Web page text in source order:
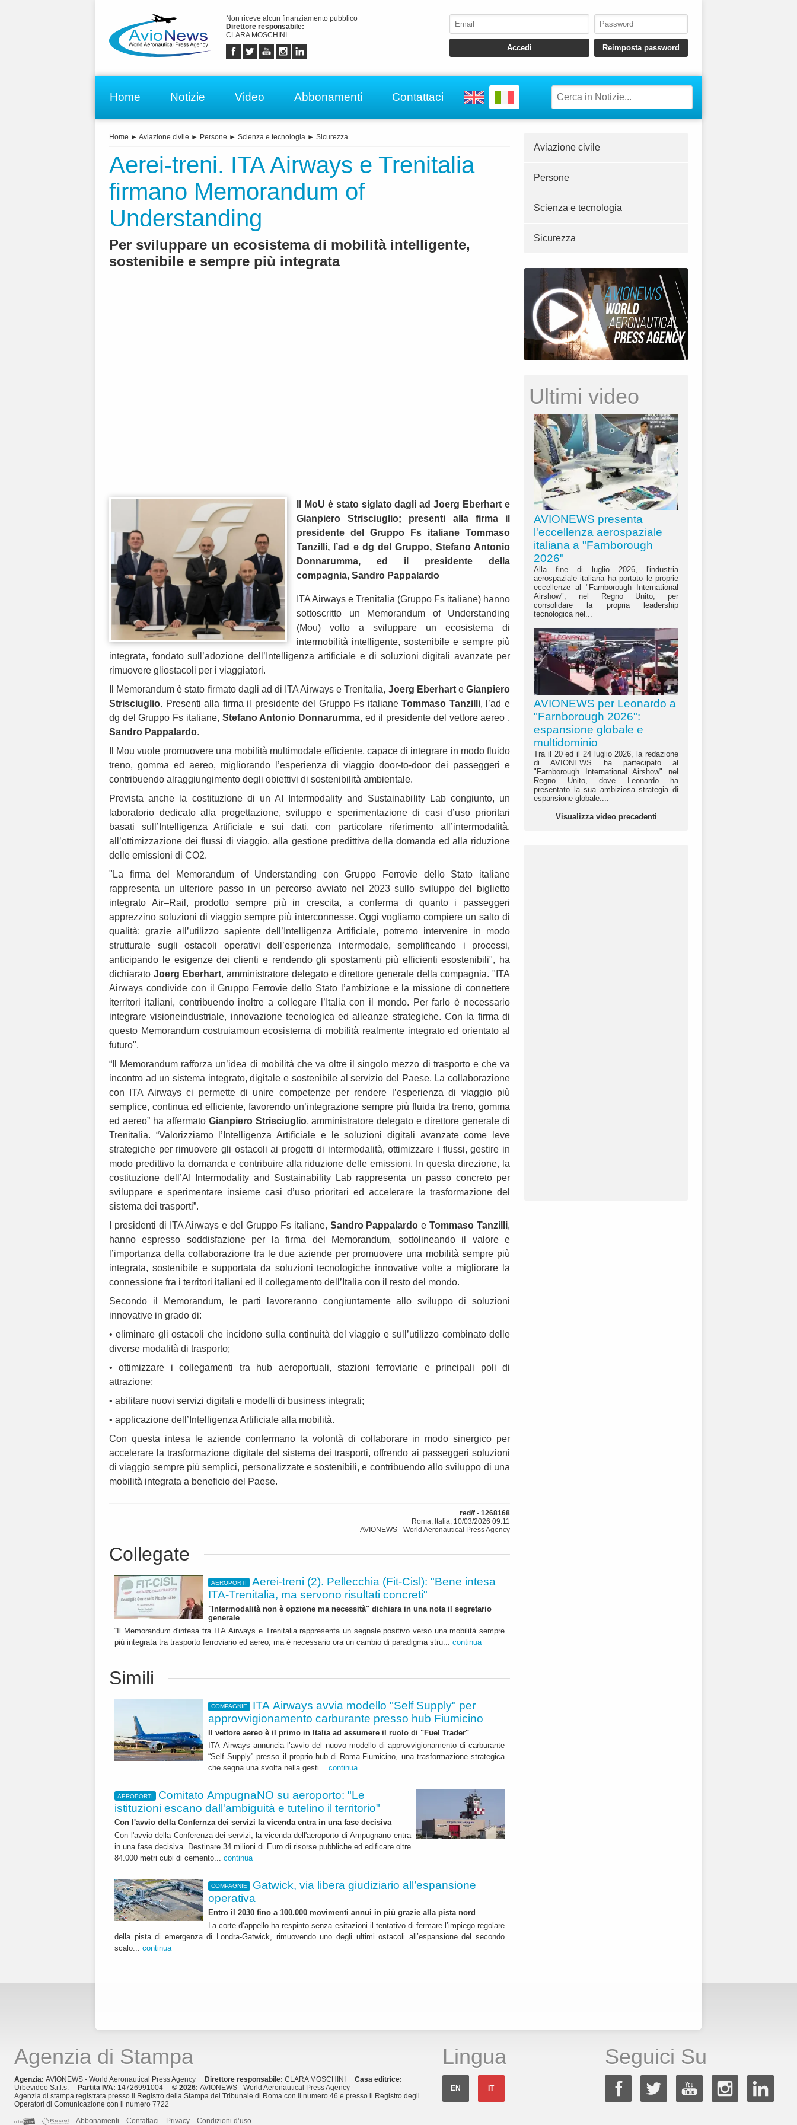
Non riceve alcun finanziamento pubblico
Direttore responsabile:
CLARA MOSCHINI
Home Notizie Video Abbonamenti Contattaci
Home ► Aviazione civile ► Persone ► Scienza e tecnologia ► Sicurezza
Aerei-treni. ITA Airways e Trenitalia
firmano Memorandum of
Understanding
Per sviluppare un ecosistema di mobilità intelligente,
sostenibile e sempre più integrata
Il MoU è stato siglato dagli ad Joerg Eberhart e
Gianpiero Strisciuglio; presenti alla firma il
presidente del Gruppo Fs italiane Tommaso
Tanzilli, l’ad e dg del Gruppo, Stefano Antonio
Donnarumma, ed il presidente della
compagnia, Sandro Pappalardo
ITA Airways e Trenitalia (Gruppo Fs italiane) hanno
sottoscritto un Memorandum of Understanding
(Mou) volto a sviluppare un ecosistema di
intermobilità intelligente, sostenibile e sempre più
integrata, fondato sull’adozione dell’Intelligenza artificiale e di soluzioni digitali avanzate per
rimuovere gliostacoli per i viaggiatori.
Il Memorandum è stato firmato dagli ad di ITA Airways e Trenitalia, Joerg Eberhart eGianpiero
Strisciuglio. Presenti alla firma il presidente del Gruppo Fs italianeTommaso Tanzilli, l’ad e
dg del Gruppo Fs italiane, Stefano Antonio Donnarumma, ed il presidente del vettore aereo ,
Sandro Pappalardo.
Il Mou vuole promuovere una mobilità multimodale efficiente, capace di integrare in modo fluido
treno, gomma ed aereo, migliorando l’esperienza di viaggio door-to-door dei passeggeri e
contribuendo alraggiungimento degli obiettivi di sostenibilità ambientale.
Prevista anche la costituzione di un AI Intermodality and Sustainability Lab congiunto, un
laboratorio dedicato alla progettazione, sviluppo e sperimentazione di casi d’uso prioritari
basati sull’Intelligenza Artificiale e sui dati, con particolare riferimento all’intermodalità,
all’ottimizzazione dei flussi di viaggio, alla gestione predittiva della domanda ed alla riduzione
delle emissioni di CO2.
"La firma del Memorandum of Understanding con Gruppo Ferrovie dello Stato italiane
rappresenta un ulteriore passo in un percorso avviato nel 2023 sullo sviluppo del biglietto
integrato Air–Rail, prodotto sempre più in crescita, a conferma di quanto i passeggeri
apprezzino soluzioni di viaggio sempre più interconnesse. Oggi vogliamo compiere un salto di
qualità: grazie all’utilizzo sapiente dell’Intelligenza Artificiale, potremo intervenire in modo
strutturale sugli ostacoli operativi dell’esperienza intermodale, semplificando i processi,
anticipando le esigenze dei clienti e rendendo gli spostamenti più efficienti esostenibili", ha
dichiarato Joerg Eberhart, amministratore delegato e direttore generale della compagnia. "ITA
Airways condivide con il Gruppo Ferrovie dello Stato l’ambizione e la missione di connettere
iterritori italiani, contribuendo inoltre a collegare l’Italia con il mondo. Per farlo è necessario
integrare visioneindustriale, innovazione tecnologica ed alleanze strategiche. Con la firma di
questo Memorandum costruiamoun ecosistema di mobilità realmente integrato ed orientato al
futuro".
“Il Memorandum rafforza un’idea di mobilità che va oltre il singolo mezzo di trasporto e che va
incontro ad un sistema integrato, digitale e sostenibile al servizio del Paese. La collaborazione
con ITA Airways ci permette di unire competenze per rendere l’esperienza di viaggio più
semplice, continua ed efficiente, favorendo un’integrazione sempre più fluida tra treno, gomma
ed aereo” ha affermato Gianpiero Strisciuglio, amministratore delegato e direttore generale di
Trenitalia. “Valorizziamo l’Intelligenza Artificiale e le soluzioni digitali avanzate come leve
strategiche per rimuovere gli ostacoli ai progetti di intermodalità, ottimizzare i flussi, gestire in
modo predittivo la domanda e contribuire alla riduzione delle emissioni. In questa direzione, la
costituzione dell’AI Intermodality and Sustainability Lab rappresenta un passo concreto per
sviluppare e sperimentare insieme casi d’uso prioritari ed accelerare la trasformazione del
sistema dei trasporti”.
I presidenti di ITA Airways e del Gruppo Fs italiane, Sandro Pappalardoe Tommaso Tanzilli,
hanno espresso soddisfazione per la firma del Memorandum, sottolineando il valore e
l’importanza della collaborazione tra le due aziende per promuovere una mobilità sempre più
integrata, sostenibile e supportata da soluzioni tecnologiche innovative volte a migliorare la
connessione fra i territori italiani ed il collegamento dell’Italia con il resto del mondo.
Secondo il Memorandum, le parti lavoreranno congiuntamente allo sviluppo di soluzioni
innovative in grado di:
• eliminare gli ostacoli che incidono sulla continuità del viaggio e sull’utilizzo combinato delle
diverse modalità di trasporto;
• ottimizzare i collegamenti tra hub aeroportuali, stazioni ferroviarie e principali poli di
attrazione;
• abilitare nuovi servizi digitali e modelli di business integrati;
• applicazione dell’Intelligenza Artificiale alla mobilità.
Con questa intesa le aziende confermano la volontà di collaborare in modo sinergico per
accelerare la trasformazione digitale del sistema dei trasporti, offrendo ai passeggeri soluzioni
di viaggio sempre più semplici, personalizzate e sostenibili, e contribuendo allo sviluppo di una
mobilità integrata a beneficio del Paese.
red/f - 1268168
Roma, Italia, 10/03/2026 09:11
AVIONEWS - World Aeronautical Press Agency
Collegate
AEROPORTI
Aerei-treni (2). Pellecchia (Fit-Cisl): "Bene intesa
ITA-Trenitalia, ma servono risultati concreti"
"Intermodalità non è opzione ma necessità" dichiara in una nota il segretario
generale
“Il Memorandum d'intesa tra ITA Airways e Trenitalia rappresenta un segnale positivo verso una mobilità sempre
più integrata tra trasporto ferroviario ed aereo, ma è necessario ora un cambio di paradigma stru... continua
Simili
COMPAGNIE
ITA Airways avvia modello "Self Supply" per
approvvigionamento carburante presso hub Fiumicino
Il vettore aereo è il primo in Italia ad assumere il ruolo di "Fuel Trader"
ITA Airways annuncia l’avvio del nuovo modello di approvvigionamento di carburante
“Self Supply” presso il proprio hub di Roma-Fiumicino, una trasformazione strategica
che segna una svolta nella gesti... continua
AEROPORTI
Comitato AmpugnaNO su aeroporto: "Le
istituzioni escano dall'ambiguità e tutelino il territorio"
Con l'avvio della Confernza dei servizi la vicenda entra in una fase decisiva
Con l'avvio della Conferenza dei servizi, la vicenda dell'aeroporto di Ampugnano entra
in una fase decisiva. Destinare 34 milioni di Euro di risorse pubbliche ed edificare oltre
84.000 metri cubi di cemento... continua
COMPAGNIE
Gatwick, via libera giudiziario all’espansione
operativa
Entro il 2030 fino a 100.000 movimenti annui in più grazie alla pista nord
La corte d’appello ha respinto senza esitazioni il tentativo di fermare l’impiego regolare
della pista di emergenza di Londra-Gatwick, rimuovendo uno degli ultimi ostacoli all’espansione del secondo
scalo... continua
Aviazione civile
Persone
Scienza e tecnologia
Sicurezza
Ultimi video
AVIONEWS presenta
l'eccellenza aerospaziale
italiana a "Farnborough
2026"
Alla fine di luglio 2026, l'industria
aerospaziale italiana ha portato le proprie
eccellenze al "Farnborough International
Airshow", nel Regno Unito, per
consolidare la propria leadership
tecnologica nel...
AVIONEWS per Leonardo a
"Farnborough 2026":
espansione globale e
multidominio
Tra il 20 ed il 24 luglio 2026, la redazione
di AVIONEWS ha partecipato al
"Farnborough International Airshow" nel
Regno Unito, dove Leonardo ha
presentato la sua ambiziosa strategia di
espansione globale....
Visualizza video precedenti
Agenzia di Stampa
Agenzia: AVIONEWS - World Aeronautical Press Agency Direttore responsabile: CLARA MOSCHINI Casa editrice:
Urbevideo S.r.l.s.
Partita IVA: 14726991004 © 2026: AVIONEWS - World Aeronautical Press Agency
Agenzia di stampa registrata presso il Registro della Stampa del Tribunale di Roma con il numero 46 e presso il Registro degli
Operatori di Comunicazione con il numero 7722
Abbonamenti
Contattaci Privacy Condizioni d’uso
Lingua
EN IT
Seguici Su